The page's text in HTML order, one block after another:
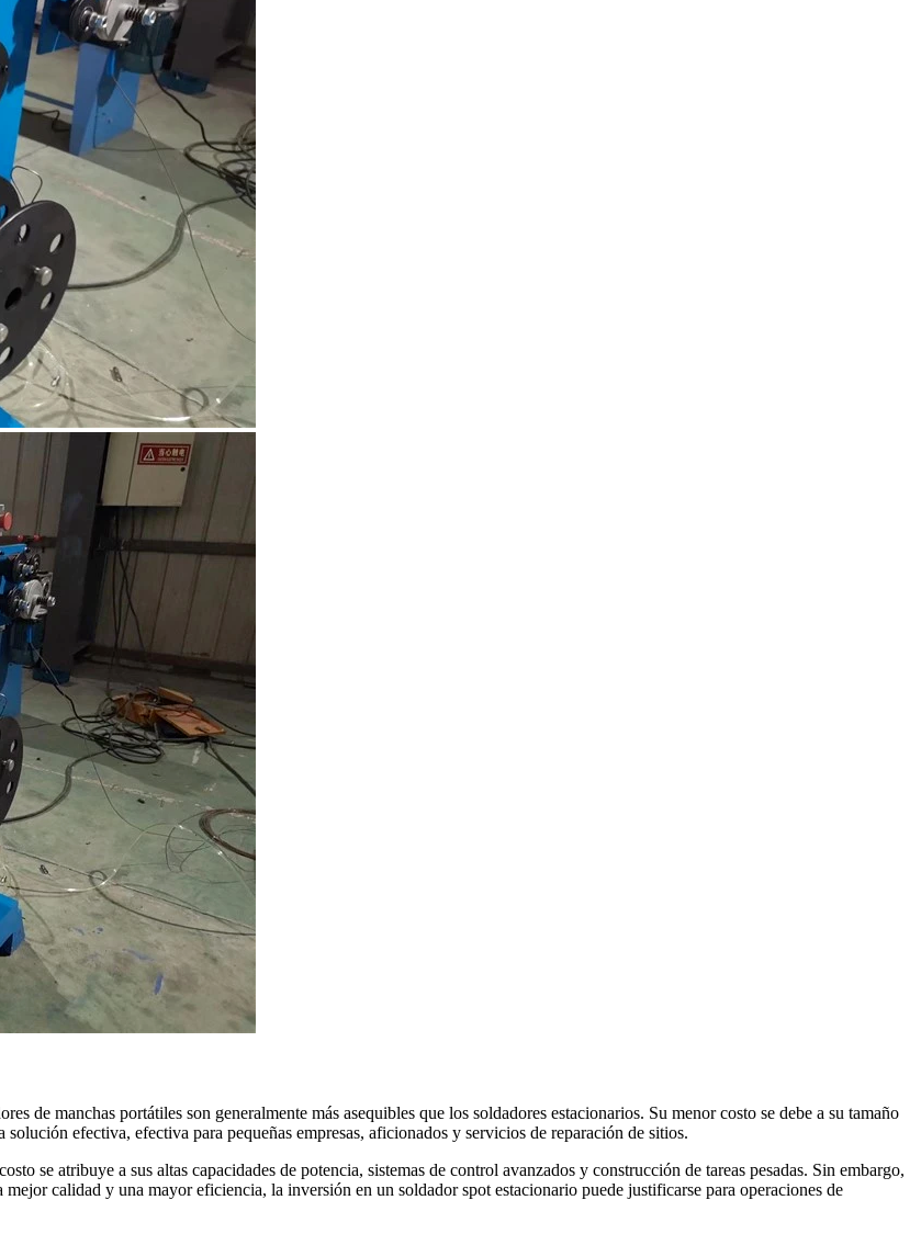
de manchas portátiles son generalmente más asequibles que los soldadores estacionarios. Su menor costo se debe a su tamaño
efectiva, efectiva para pequeñas empresas, aficionados y servicios de reparación de sitios.
se atribuye a sus altas capacidades de potencia, sistemas de control avanzados y construcción de tareas pesadas. Sin embargo,
calidad y una mayor eficiencia, la inversión en un soldador spot estacionario puede justificarse para operaciones de